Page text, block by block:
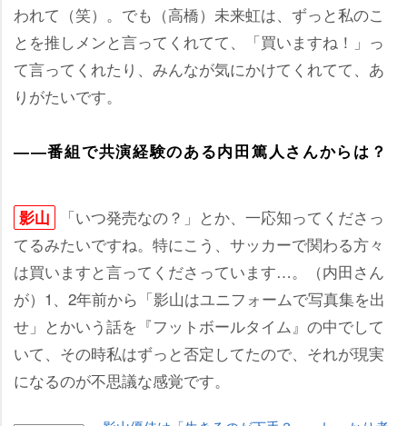
われて（笑）。でも（高橋）未来虹は、ずっと私のこ
とを推しメンと言ってくれてて、「買いますね！」っ
て言ってくれたり、みんなが気にかけてくれてて、あ
りがたいです。
――番組で共演経験のある内田篤人さんからは？
影山
「いつ発売なの？」とか、一応知ってくださっ
てるみたいですね。特にこう、サッカーで関わる方々
は買いますと言ってくださっています…。（内田さん
が）1、2年前から「影山はユニフォームで写真集を出
せ」とかいう話を『フットボールタイム』の中でして
いて、その時私はずっと否定してたので、それが現実
になるのが不思議な感覚です。